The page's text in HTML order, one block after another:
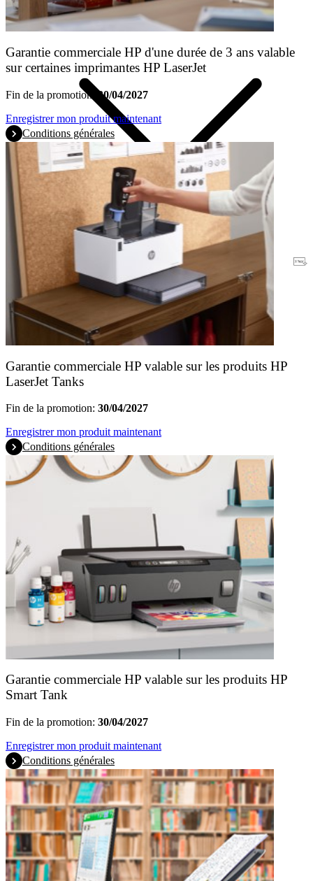
Garantie
Garantie commerciale HP d'une durée de 3 ans valable
sur certaines imprimantes HP LaserJet
Fin de la promotion:
30/04/2027
Enregistrer mon produit maintenant
Conditions générales
Garantie commerciale HP valable sur les produits HP
LaserJet Tanks
Fin de la promotion: 30/04/2027
Enregistrer mon produit maintenant
Conditions générales
Garantie commerciale HP valable sur les produits HP
Smart Tank
Fin de la promotion: 30/04/2027
Enregistrer mon produit maintenant
Conditions générales